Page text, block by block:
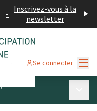
- Inscrivez-vous à la
newsletter
Se connecter
/